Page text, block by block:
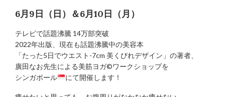
6月9日（日）＆6月10日（月）
テレビで話題沸騰 14万部突破
2022年出版、現在も話題沸騰中の美容本
「たった5日でウエスト-7cm 美くびれデザイン」の著者、
廣田なお先生による美筋ヨガ©︎ワークショップを
シンガポール
にて開催します！